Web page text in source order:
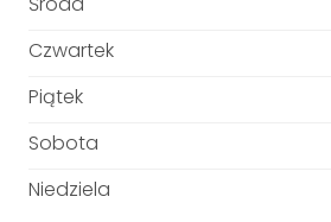
Czwartek
Piątek
Sobota
Niedziela